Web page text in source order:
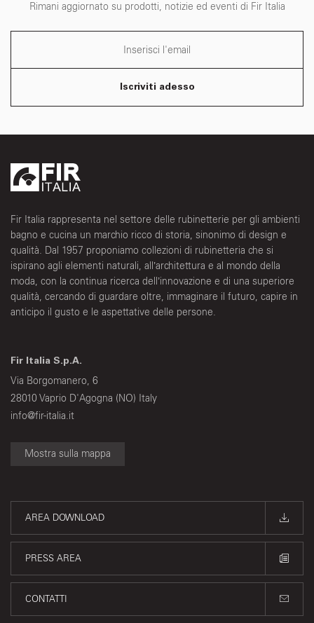
Rimani aggiornato su prodotti, notizie ed eventi di Fir Italia
Iscriviti adesso
Fir Italia rappresenta nel settore delle rubinetterie per gli ambienti
bagno e cucina un marchio ricco di storia, sinonimo di design e
qualità. Dal 1957 proponiamo collezioni di rubinetteria che si
ispirano agli elementi naturali, all’architettura e al mondo della
moda, con la continua ricerca dell’innovazione e di una superiore
qualità, cercando di guardare oltre, immaginare il futuro, capire in
anticipo il gusto e le aspettative delle persone.
Fir Italia S.p.A.
Via Borgomanero, 6
28010 Vaprio D'Agogna (NO) Italy
info@fir-italia.it
Mostra sulla mappa
AREA DOWNLOAD
PRESS AREA
CONTATTI